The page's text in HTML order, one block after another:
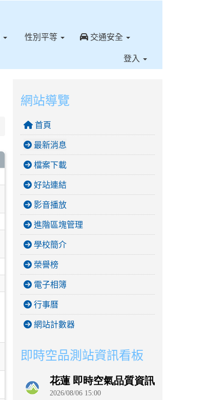
性別平等
交通安全
登入
網站導覽
首頁
最新消息
檔案下載
好站連結
影音播放
進階區塊管理
學校簡介
榮譽榜
電子相簿
行事曆
網站計數器
即時空品測站資訊看板